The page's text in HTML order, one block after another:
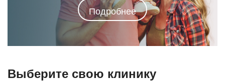
Подробнее
Выберите свою клинику